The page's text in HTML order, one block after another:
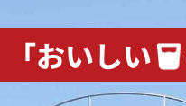
「おいしい